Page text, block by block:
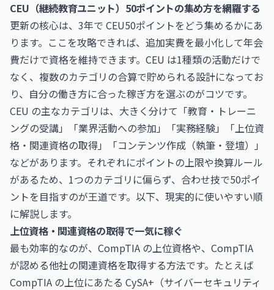
CEU（継続教育ユニット）50ポイントの集め方を網羅する
更新の核心は、3年で CEU50ポイントをどう集めるかにあ
ります。ここを攻略できれば、追加実費を最小化して年会
費だけで資格を維持できます。CEU は1種類の活動だけで
なく、複数のカテゴリの合算で貯められる設計になってお
り、自分の働き方に合った稼ぎ方を選ぶのがコツです。
CEU の主なカテゴリは、大きく分けて「教育・トレーニ
ングの受講」「業界活動への参加」「実務経験」「上位資
格・関連資格の取得」「コンテンツ作成（執筆・登壇）」
などがあります。それぞれにポイントの上限や換算ルール
があるため、1つのカテゴリに偏らず、合わせ技で50ポイ
ントを目指すのが王道です。以下、現実的に使いやすい順
に解説します。
上位資格・関連資格の取得で一気に稼ぐ
最も効率的なのが、CompTIA の上位資格や、CompTIA
が認める他社の関連資格を取得する方法です。たとえば
CompTIA の上位にあたる CySA+（サイバーセキュリティ